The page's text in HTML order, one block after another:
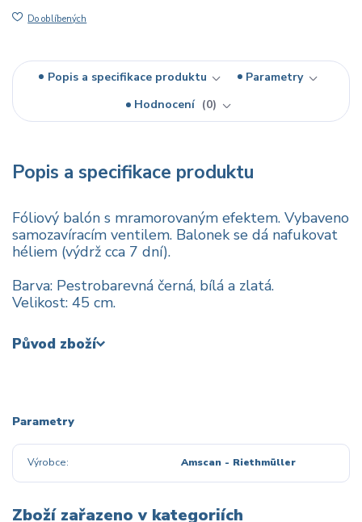
Do oblíbených
Popis a specifikace produktu
Parametry
Hodnocení
0
Popis a specifikace produktu
Fóliový balón s mramorovaným efektem. Vybaveno
samozavíracím ventilem. Balonek se dá nafukovat
héliem (výdrž cca 7 dní).
Barva: Pestrobarevná černá, bílá a zlatá.
Velikost: 45 cm.
Původ zboží
Parametry
Výrobce Amscan - Riethmüller
Zboží zařazeno v kategoriích